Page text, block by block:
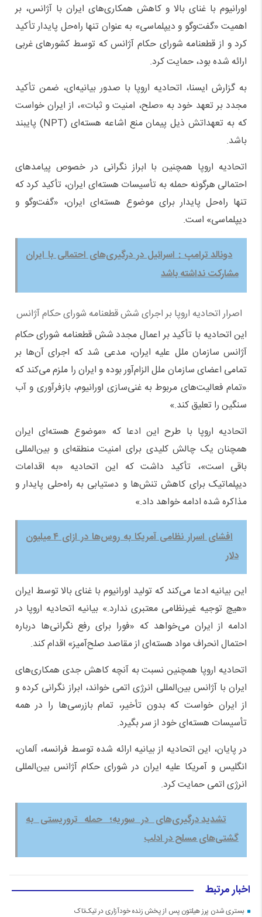
اورانیوم با غنای بالا و کاهش همکاری‌های ایران با آژانس، بر
اهمیت «گفت‌وگو و دیپلماسی» به عنوان تنها راه‌حل پایدار تأکید
کرد و از قطعنامه شورای حکام آژانس که توسط کشورهای غربی
ارائه شده بود، حمایت کرد.
به گزارش ایسنا، اتحادیه اروپا با صدور بیانیه‌ای، ضمن تأکید
مجدد بر تعهد خود به «صلح، امنیت و ثبات»، از ایران خواست
که به تعهداتش ذیل پیمان منع اشاعه هسته‌ای (NPT) پایبند
باشد.
اتحادیه اروپا همچنین با ابراز نگرانی در خصوص پیامدهای
احتمالی هرگونه حمله به تأسیسات هسته‌ای ایران، تأکید کرد که
تنها راه‌حل پایدار برای موضوع هسته‌ای ایران، «گفت‌وگو و
دیپلماسی» است.
دونالد ترامپ : اسرائیل در درگیری‌های احتمالی با ایران
مشارکت نداشته باشد
اصرار اتحادیه اروپا بر اجرای شش قطعنامه شورای حکام آژانس
این اتحادیه با تأکید بر اعمال مجدد شش قطعنامه شورای حکام
آژانس سازمان ملل علیه ایران، مدعی شد که اجرای آن‌ها بر
تمامی اعضای سازمان ملل الزام‌آور بوده و ایران را ملزم می‌کند که
«تمام فعالیت‌های مربوط به غنی‌سازی اورانیوم، بازفرآوری و آب
سنگین را تعلیق کند.»
اتحادیه اروپا با طرح این ادعا که «موضوع هسته‌ای ایران
همچنان یک چالش کلیدی برای امنیت منطقه‌ای و بین‌المللی
باقی است»، تأکید داشت که این اتحادیه «به اقدامات
دیپلماتیک برای کاهش تنش‌ها و دستیابی به راه‌حلی پایدار و
مذاکره‌ شده ادامه خواهد داد.»
افشای اسرار نظامی آمریکا به روس‌ها در ازای ۴ میلیون
دلار
این بیانیه ادعا می‌کند که تولید اورانیوم با غنای بالا توسط ایران
«هیچ توجیه غیرنظامی معتبری ندارد.» بیانیه اتحادیه اروپا در
ادامه از ایران می‌خواهد که «فورا برای رفع نگرانی‌ها درباره
احتمال انحراف مواد هسته‌ای از مقاصد صلح‌آمیز» اقدام کند.
اتحادیه اروپا همچنین نسبت به آنچه کاهش جدی همکاری‌های
ایران با آژانس بین‌المللی انرژی اتمی خواند، ابراز نگرانی کرده و
از ایران خواست که بدون تأخیر، تمام بازرسی‌ها را در همه
تأسیسات هسته‌ای خود از سر بگیرد.
در پایان، این اتحادیه از بیانیه ارائه شده توسط فرانسه، آلمان،
انگلیس و آمریکا علیه ایران در شورای حکام آژانس بین‌المللی
انرژی اتمی حمایت کرد.
تشدید درگیری‌های در سوریه؛ حمله تروریستی به
گشتی‌های مسلح در ادلب
اخبار مرتبط
بستری شدن پرز هیلتون پس از پخش زنده خودآزاری در تیک‌تاک